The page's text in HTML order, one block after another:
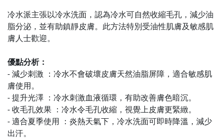
冷水派主張以冷水洗面，認為冷水可自然收縮毛孔，減少油
脂分泌，並有助鎮靜皮膚。此方法特別受油性肌膚及敏感肌
膚人士歡迎。
優點分析：
- 減少刺激 ：冷水不會破壞皮膚天然油脂屏障，適合敏感肌
膚使用。
- 提升光澤 ：冷水刺激血液循環，有助改善膚色暗沉。
- 收毛孔效果 ：冷水令毛孔收縮，視覺上皮膚更緊緻。
- 適合夏季使用 ：炎熱天氣下，冷水洗面可即時降溫，減少
出汗。